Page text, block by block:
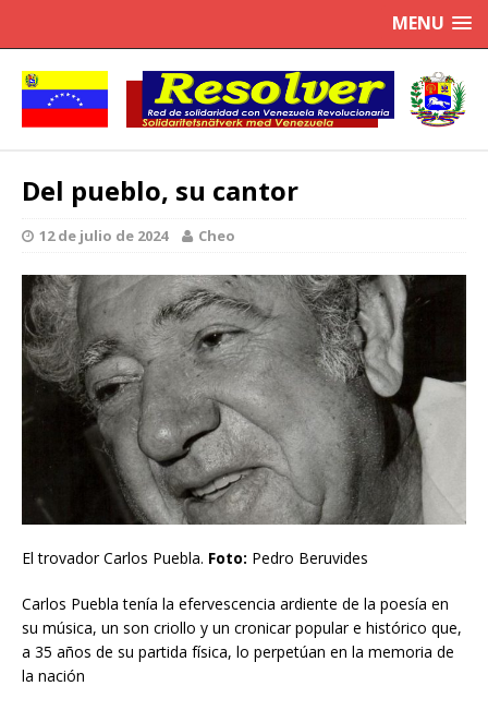
MENU
Del pueblo, su cantor
12 de julio de 2024 Cheo
El trovador Carlos Puebla. Foto: Pedro Beruvides
Carlos Puebla tenía la efervescencia ardiente de la poesía en
su música, un son criollo y un cronicar popular e histórico que,
a 35 años de su partida física, lo perpetúan en la memoria de
la nación